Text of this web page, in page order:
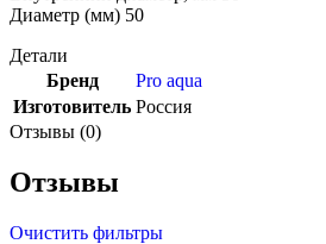
Диаметр (мм) 50
Детали
Бренд
Pro aqua
Изготовитель Россия
Отзывы (0)
Отзывы
Очистить фильтры